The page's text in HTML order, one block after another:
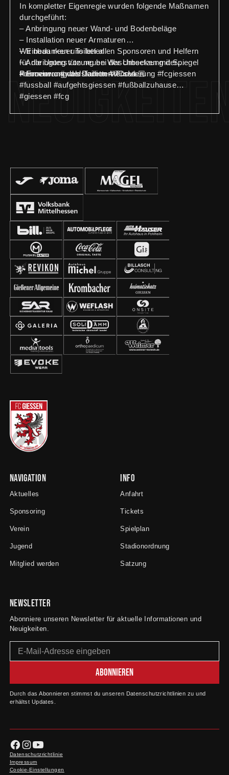
In kompletter Eigenregie wurden folgende Maßnamen
durchgeführt:
– Anbringung neuer Wand- und Bodenbeläge
– Installation neuer Armaturen
– Einbau neuer Toiletten
– Anbringung von neuen Waschbecken mit Spiegel
– Erneuerung der Toiletten-Türen
Wir bedanken uns bei allen Sponsoren und Helfern
für die Unterstützung bei der Umsetzung der
Renovierung des Damen-WCs!🙏🏼
#damenwc #waldstadion #renovierung #fcgiessen
#fussball #aufgehtsgiessen #fußballzuhause
#giessen #fcg
Navigation
Aktuelles
Sponsoring
Verein
Jugend
Mitglied werden
Info
Anfahrt
Tickets
Spielplan
Stadionordnung
Satzung
Newsletter
Abonniere unseren Newsletter für aktuelle Informationen und
Neuigkeiten.
Durch das Abonnieren stimmst du unseren Datenschutzrichtlinien zu und
erhältst Updates.
Datenschutzrichtlinie
Impressum
Cookie-Einstellungen